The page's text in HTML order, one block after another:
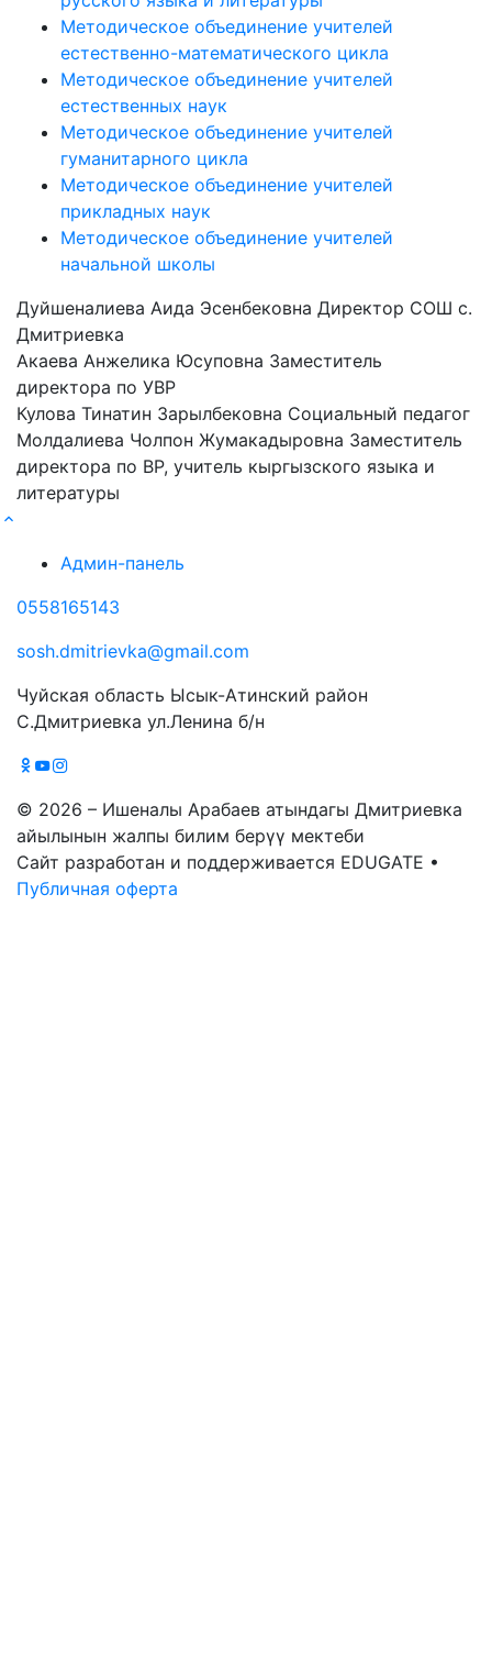
Дуйшеналиева Аида Эсенбековна Директор СОШ с.
Дмитриевка
Акаева Анжелика Юсуповна Заместитель
директора по УВР
Кулова Тинатин Зарылбековна Социальный педагог
Молдалиева Чолпон Жумакадыровна Заместитель
директора по ВР, учитель кыргызского языка и
литературы
Методическое объединение учителей
естественно-математического цикла
Методическое объединение учителей
естественных наук
Методическое объединение учителей
гуманитарного цикла
Методическое объединение учителей
прикладных наук
Методическое объединение учителей
начальной школы
Админ-панель
0558165143
sosh.dmitrievka@gmail.com
Чуйская область Ысык-Атинский район
С.Дмитриевка ул.Ленина б/н
© 2026 – Ишеналы Арабаев атындагы Дмитриевка
айылынын жалпы билим берүү мектеби
Сайт разработан и поддерживается EDUGATE •
Публичная оферта